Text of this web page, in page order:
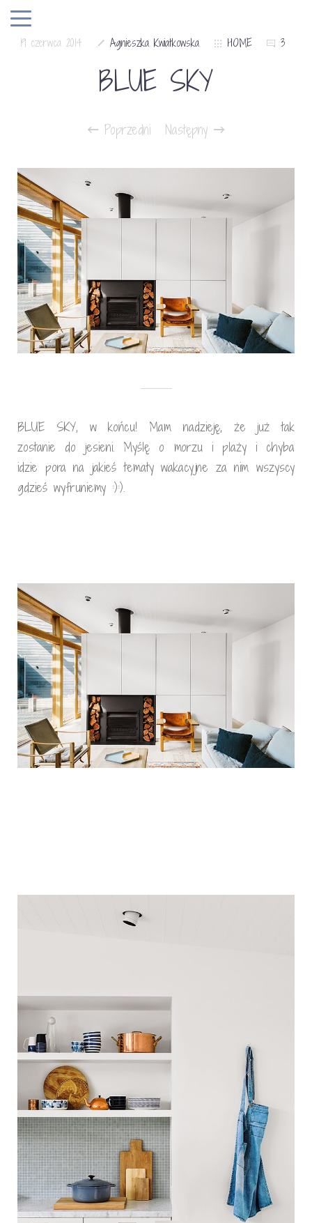
19 czerwca 2014 Agnieszka Kwiatkowska HOME 3
BLUE SKY
Poprzedni Następny
BLUE SKY, w końcu! Mam nadzieję, że już tak
zostanie do jesieni. Myślę o morzu i plaży i chyba
idzie pora na jakieś tematy wakacyjne za nim wszyscy
gdzieś wyfruniemy :):).